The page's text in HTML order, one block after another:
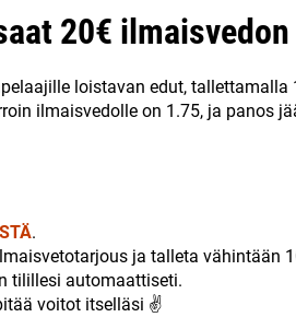
20€
loistavan edut, tallettamalla
ilmaisvedolle on 1.75, ja panos
.
ja talleta vähintään
tilillesi automaattiseti.
voitot itselläsi ✌